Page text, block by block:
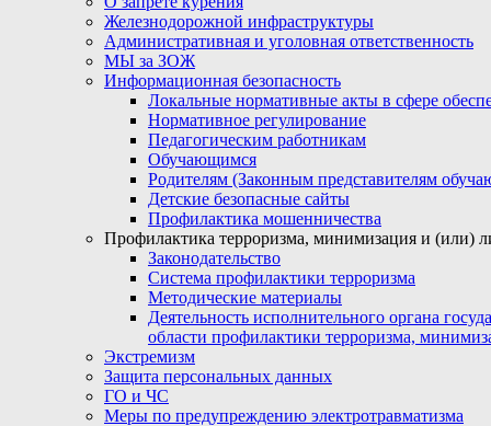
Железнодорожной инфраструктуры
Административная и уголовная ответственность
МЫ за ЗОЖ
Информационная безопасность
Локальные нормативные акты в сфере
Нормативное регулирование
Педагогическим работникам
Обучающимся
Родителям (Законным представителям
Детские безопасные сайты
Профилактика мошенничества
Профилактика терроризма, минимизация и (или)
Законодательство
Система профилактики терроризма
Методические материалы
Деятельность исполнительного органа
области профилактики терроризма,
Экстремизм
Защита персональных данных
ГО и ЧС
Меры по предупреждению электротравматизма